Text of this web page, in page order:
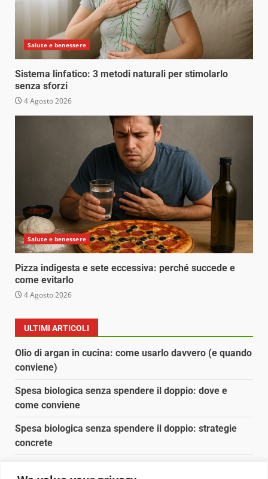
Salute e benessere
Sistema linfatico: 3 metodi naturali per stimolarlo
senza sforzi
4 Agosto 2026
Salute e benessere
Pizza indigesta e sete eccessiva: perché succede e
come evitarlo
4 Agosto 2026
ULTIMI ARTICOLI
Olio di argan in cucina: come usarlo davvero (e quando
conviene)
Spesa biologica senza spendere il doppio: dove e
come conviene
Spesa biologica senza spendere il doppio: strategie
concrete